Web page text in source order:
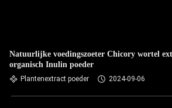
Natuurlijke voedingszoeter Chicory wortel
organisch Inulin poeder
Plantenextract poeder 2024-09-06